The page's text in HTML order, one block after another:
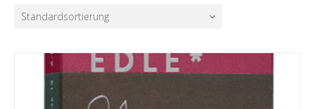
Standardsortierung